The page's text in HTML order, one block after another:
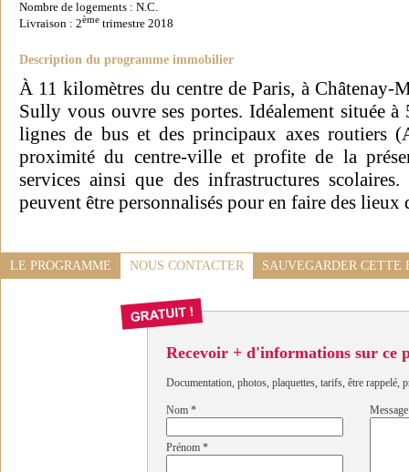
Nombre de logements : N.C.
Livraison : 2ème trimestre 2018
Description du programme immobilier
À 11 kilomètres du centre de Paris, à Châtenay-
Sully vous ouvre ses portes. Idéalement située
lignes de bus et des principaux axes routiers
proximité du centre-ville et profite de la
services ainsi que des infrastructures
peuvent être personnalisés pour en faire des
LE PROGRAMME NOUS CONTACTER SAUVEGARDER CETTE
Recevoir + d'informations sur ce
Documentation, photos, plaquettes, tarifs, être rappelé,
Nom *
Prénom *
Message